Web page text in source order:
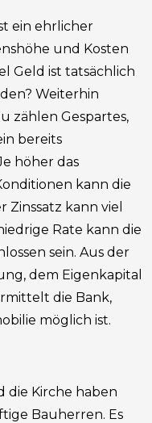
ein ehrlicher
und Kosten
Geld ist tatsächlich
Weiterhin
zählen Gespartes,
bereits
höher das
kann die
Zinssatz kann viel
Rate kann die
sein. Aus der
dem Eigenkapital
die Bank,
möglich ist.
die Kirche haben
Bauherren. Es